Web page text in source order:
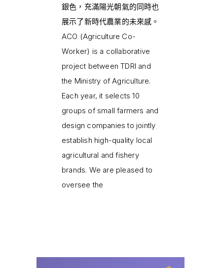
銀色，充滿陽光朝氣的同時也
展示了新時代農業的未來感。
ACO (Agriculture Co-
Worker) is a collaborative
project between TDRI and
the Ministry of Agriculture.
Each year, it selects 10
groups of small farmers and
design companies to jointly
establish high-quality local
agricultural and fishery
brands. We are pleased to
oversee the